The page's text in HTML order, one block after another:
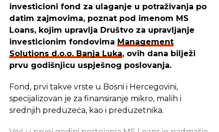
investicioni fond za ulaganje u potraživanja po
datim zajmovima, poznat pod imenom MS
Loans, kojim upravlja Društvo za upravljanje
investicionim fondovima Management
Solutions d.o.o. Banja Luka, ovih dana bilježi
prvu godišnjicu uspješnog poslovanja.
Fond, prvi takve vrste u Bosni i Hercegovini,
specijalizovan je za finansiranje mikro, malih i
srednjih preduzeća, kao i preduzetnika.